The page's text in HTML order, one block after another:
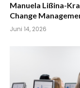
Manuela Lißina-
Change
Juni 14, 2026